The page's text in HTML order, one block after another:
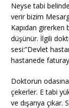
Neyse tabi
verir bizim
Kapıdan girerken
düşünür. İlgili
sesi:”Devlet
hastanede
Doktorun
çekerler. E tabi
ve dışarıya